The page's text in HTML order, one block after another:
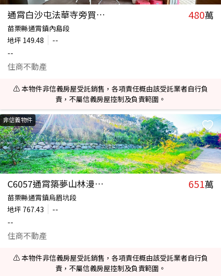
通霄白沙屯法華寺旁買地送屋 480萬
苗栗縣通霄鎮內島段
地坪 149.48
--
--
住商不動產
⚠️ 本物件非信義房屋受託銷售，各項責任概由該受託業者自行負
責，不屬信義房屋控制及負責範圍。
非信義物件
C6057通霄築夢山林漫步綠境 651萬
苗栗縣通霄鎮烏眉坑段
地坪 767.43
--
--
住商不動產
⚠️ 本物件非信義房屋受託銷售，各項責任概由該受託業者自行負
責，不屬信義房屋控制及負責範圍。